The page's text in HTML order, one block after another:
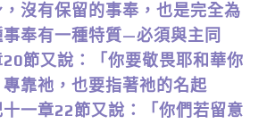
沒有保留的事奉，也是完全為
奉有一種特質—必須與主同
節又說：「你要敬畏耶和華你
靠祂，也要指著祂的名起
一章22節又說：「你們若留意